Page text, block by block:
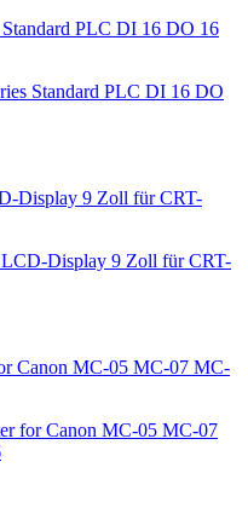
Standard PLC DI 16 DO
Display 9 Zoll für CRT-
for Canon MC-05 MC-07